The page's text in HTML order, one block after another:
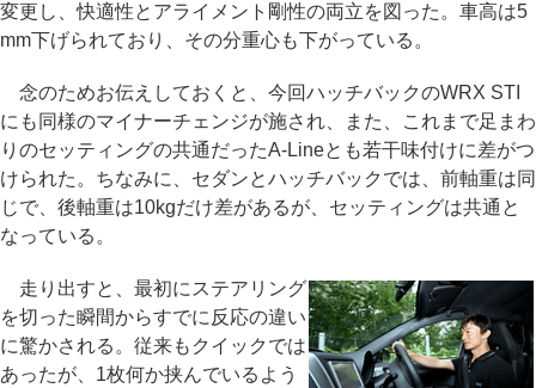
変更し、快適性とアライメント剛性の両立を図った。車高は5
mm下げられており、その分重心も下がっている。
念のためお伝えしておくと、今回ハッチバックのWRX STI
にも同様のマイナーチェンジが施され、また、これまで足まわ
りのセッティングの共通だったA-Lineとも若干味付けに差がつ
けられた。ちなみに、セダンとハッチバックでは、前軸重は同
じで、後軸重は10kgだけ差があるが、セッティングは共通と
なっている。
走り出すと、最初にステアリング
を切った瞬間からすでに反応の違い
に驚かされる。従来もクイックでは
あったが、1枚何か挟んでいるよう